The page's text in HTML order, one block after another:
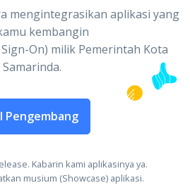
mengintegrasikan aplikasi yang
kembangin
On) milik Pemerintah Kota
Samarinda.
Pengembang
Kabarin kami aplikasinya ya.
musium (Showcase) aplikasi.